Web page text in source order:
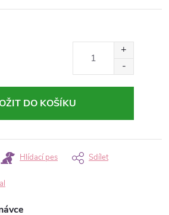
DO KOŠÍKU
Hlídací pes Sdílet